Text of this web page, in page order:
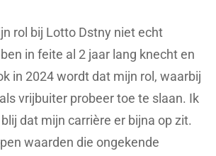
rol bij Lotto Dstny niet echt
in feite al 2 jaar lang knecht en
in 2024 wordt dat mijn rol, waarbij
vrijbuiter probeer toe te slaan. Ik
dat mijn carrière er bijna op zit.
waarden die ongekende